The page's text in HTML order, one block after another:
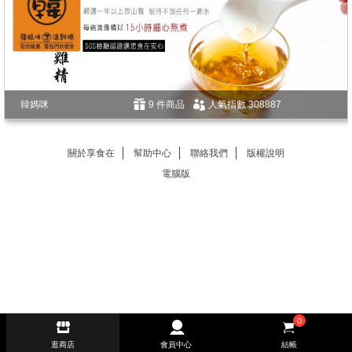
韓媽咪 9 件商品 人氣指數 308887
關於享食在 幫助中心 聯絡我們
版權說明
電腦版
逛商店 會員中心
0
結帳